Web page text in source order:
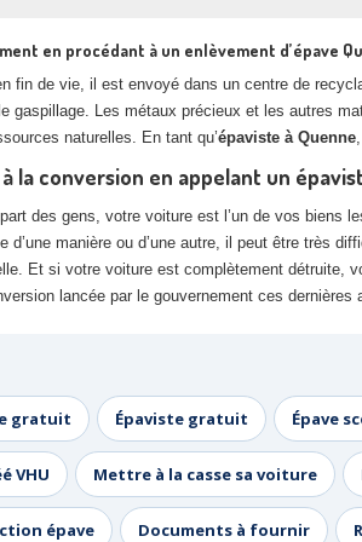
en procédant à un enlèvement d’épave
fin de vie, il est envoyé dans un centre de
gaspillage. Les métaux précieux et les autres
naturelles. En tant qu’épaviste à Quenne
la conversion en appelant un
des gens, votre voiture est l’un de vos biens
d’une manière ou d’une autre, il peut être très
Et si votre voiture est complètement détruite,
lancée par le gouvernement ces dernières
gratuit Épaviste gratuit Épave
VHU Mettre à la casse sa voiture
épave Documents à fournir